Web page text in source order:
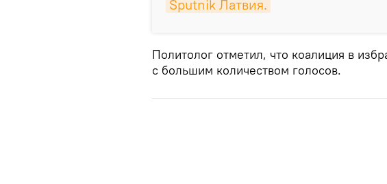
Sputnik Латвия.
Политолог отметил, что коалиция в
с большим количеством голосов.